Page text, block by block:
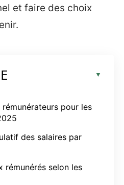
et faire des choix
pour les
des salaires par
rémunérés selon les